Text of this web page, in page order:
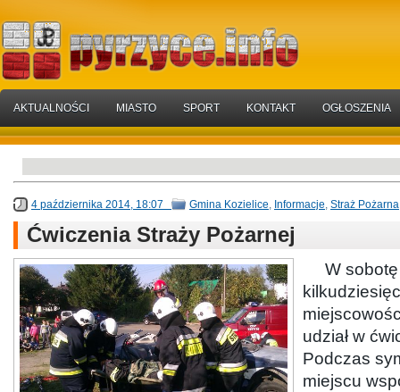
AKTUALNOŚCI MIASTO SPORT KONTAKT OGŁOSZENIA
4 października 2014, 18:07 Gmina Kozielice Informacje Straż Pożarna
Ćwiczenia Straży Pożarnej
W sobotę
udział w
Podczas
miejscu